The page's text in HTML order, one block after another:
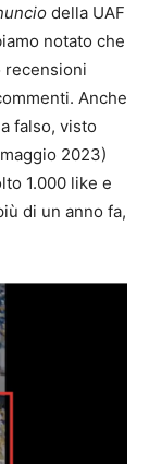
della UAF
notato che
recensioni
Anche
falso, visto
2023)
1.000 like e
di un anno fa,